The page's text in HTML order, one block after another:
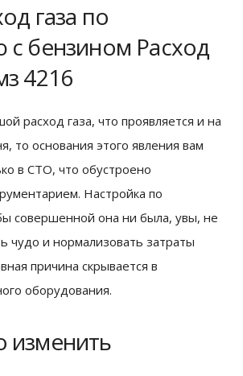
газа по
с бензином Расход
4216
расход газа, что проявляется и на
то основания этого явления вам
в СТО, что обустроено
Настройка по
совершенной она ни была, увы, не
чудо и нормализовать затраты
причина скрывается в
оборудования.
изменить